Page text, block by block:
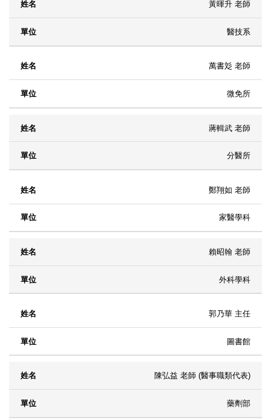
黃暉升 老師
醫技系
萬書彣 老師
微免所
蔣輯武 老師
分醫所
鄭翔如 老師
家醫學科
賴昭翰 老師
外科學科
郭乃華 主任
圖書館
陳弘益 老師 (醫事職類代表)
藥劑部